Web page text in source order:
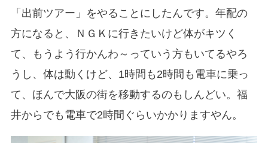
「出前ツアー」をやることにしたんです。年配の
方になると、
ＮＧＫに行きたいけど体がキツく
て、もうよう行かんわ～っていう方もいてるやろ
うし、体は動くけど、1時間も2時間も電車に乗っ
て、ほんで大阪の街を移動するのもしんどい。福
井からでも電車で2時間ぐらいかかりますやん。